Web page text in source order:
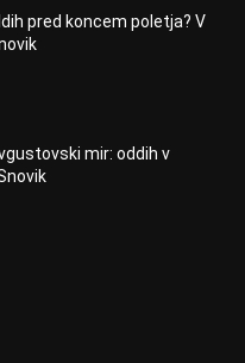
pred koncem poletja? V
mir: oddih v